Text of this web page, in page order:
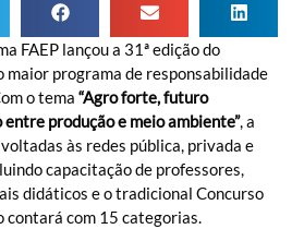
FAEP lançou a 31ª edição do
maior programa de responsabilidade
o tema “Agro forte, futuro
produção e meio ambiente”, a
às redes pública, privada e
capacitação de professores,
didáticos e o tradicional Concurso
contará com 15 categorias.